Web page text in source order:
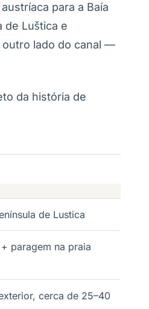
para a Baía
de Luštica e
outro lado do canal —
da história de
de Lustica
paragem na praia
cerca de 25–40